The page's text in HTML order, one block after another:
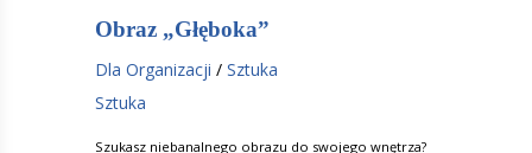
Obraz „Głęboka”
Dla Organizacji / Sztuka
Sztuka
Szukasz niebanalnego obrazu do swojego wnętrza?